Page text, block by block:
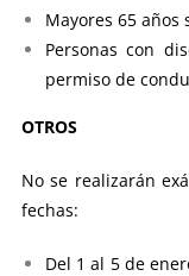
Mayores 65 años
Personas con
permiso de
OTROS
No se realizarán
fechas:
Del 1 al 5 de